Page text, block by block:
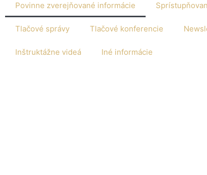
Povinne zverejňované informácie
Tlačové správy Tlačové konferencie
Inštruktážne videá Iné informácie